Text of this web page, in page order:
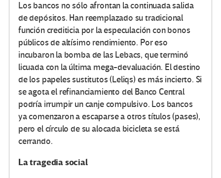
Los bancos no sólo afrontan la continuada salida
de depósitos. Han reemplazado su tradicional
función crediticia por la especulación con bonos
públicos de altísimo rendimiento. Por eso
incubaron la bomba de las Lebacs, que terminó
licuada con la última mega-devaluación. El destino
de los papeles sustitutos (Leliqs) es más incierto. Si
se agota el refinanciamiento del Banco Central
podría irrumpir un canje compulsivo. Los bancos
ya comenzaron a escaparse a otros títulos (pases),
pero el círculo de su alocada bicicleta se está
cerrando.
La tragedia social